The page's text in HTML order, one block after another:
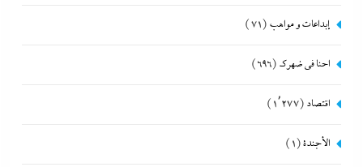
إبداعات و مواهب (71)
احنا في ضهرك (696)
اقتصاد (1٬277)
الأجندة(1)